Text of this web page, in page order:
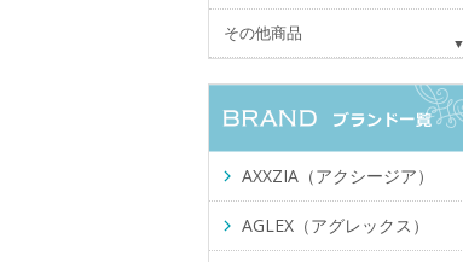
その他商品
AXXZIA（アクシージア）
AGLEX（アグレックス）